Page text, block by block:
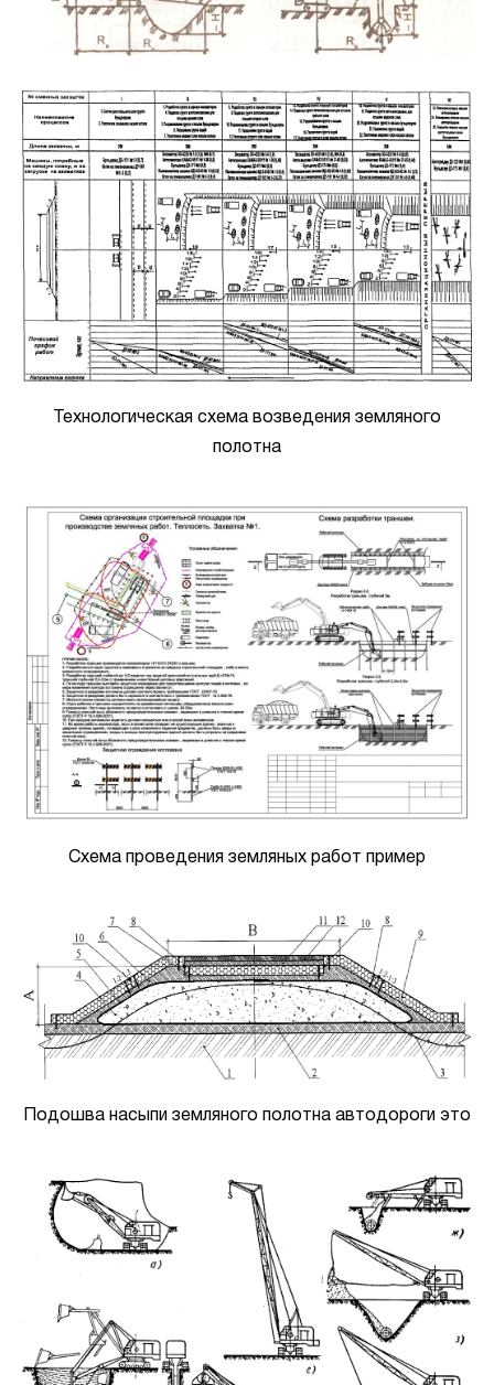
Технологическая схема возведения земляного
полотна
Схема проведения земляных работ пример
Подошва насыпи земляного полотна автодороги это